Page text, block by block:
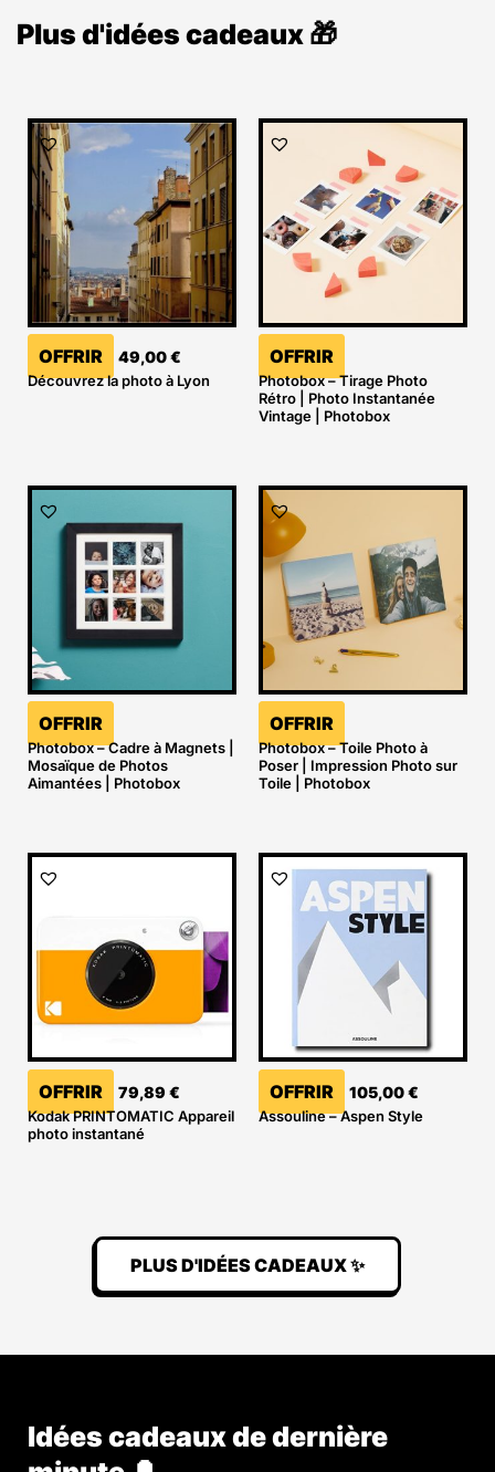
Plus d'idées cadeaux 🎁
OFFRIR 49,00€
Découvrez la photo à Lyon
OFFRIR
Photobox – Tirage Photo
Rétro | Photo Instantanée
Vintage | Photobox
OFFRIR
Photobox – Cadre à Magnets |
Mosaïque de Photos
Aimantées | Photobox
OFFRIR
Photobox – Toile Photo à
Poser | Impression Photo sur
Toile | Photobox
OFFRIR 79,89 €
Kodak PRINTOMATIC Appareil
photo instantané
OFFRIR 105,00€
Assouline – Aspen Style
PLUS D'IDÉES CADEAUX ✨
Idées cadeaux de dernière